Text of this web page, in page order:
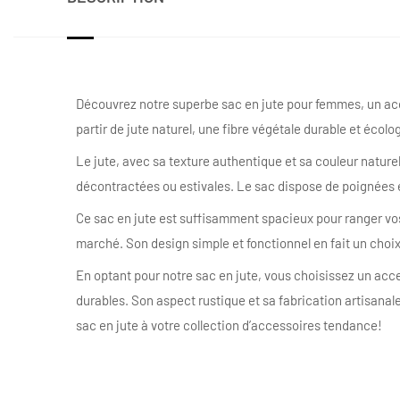
Découvrez notre superbe sac en jute pour femmes, un
partir de jute naturel, une fibre végétale durable et
Le jute, avec sa texture authentique et sa couleur
décontractées ou estivales. Le sac dispose de poignées
Ce sac en jute est suffisamment spacieux pour ranger
marché. Son design simple et fonctionnel en fait un
En optant pour notre sac en jute, vous choisissez un
durables. Son aspect rustique et sa fabrication
sac en jute à votre collection d’accessoires tendance!